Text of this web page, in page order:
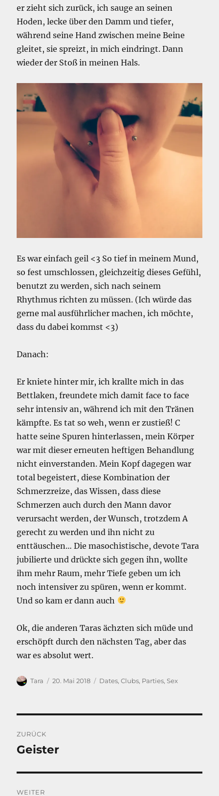
er zieht sich zurück, ich sauge an seinen
Hoden, lecke über den Damm und tiefer,
während seine Hand zwischen meine Beine
gleitet, sie spreizt, in mich eindringt. Dann
wieder der Stoß in meinen Hals.
Es war einfach geil <3 So tief in meinem Mund,
so fest umschlossen, gleichzeitig dieses Gefühl,
benutzt zu werden, sich nach seinem
Rhythmus richten zu müssen. (Ich würde das
gerne mal ausführlicher machen, ich möchte,
dass du dabei kommst <3)
Danach:
Er kniete hinter mir, ich krallte mich in das
Bettlaken, freundete mich damit face to face
sehr intensiv an, während ich mit den Tränen
kämpfte. Es tat so weh, wenn er zustieß! C
hatte seine Spuren hinterlassen, mein Körper
war mit dieser erneuten heftigen Behandlung
nicht einverstanden. Mein Kopf dagegen war
total begeistert, diese Kombination der
Schmerzreize, das Wissen, dass diese
Schmerzen auch durch den Mann davor
verursacht werden, der Wunsch, trotzdem A
gerecht zu werden und ihn nicht zu
enttäuschen… Die masochistische, devote Tara
jubilierte und drückte sich gegen ihn, wollte
ihm mehr Raum, mehr Tiefe geben um ich
noch intensiver zu spüren, wenn er kommt.
Und so kam er dann auch
Ok, die anderen Taras ächzten sich müde und
erschöpft durch den nächsten Tag, aber das
war es absolut wert.
Autor
Tara
Veröffentlicht
20. Mai 2018 Kategorien
Dates, Clubs, Parties,Sex
ZURÜCK
Vorheriger
Geister
WEITER